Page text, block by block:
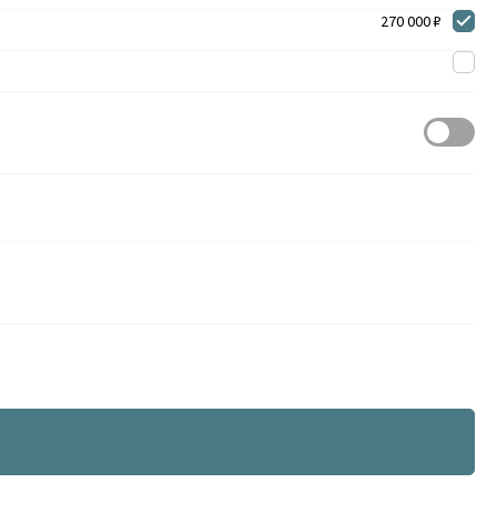
270 000 ₽